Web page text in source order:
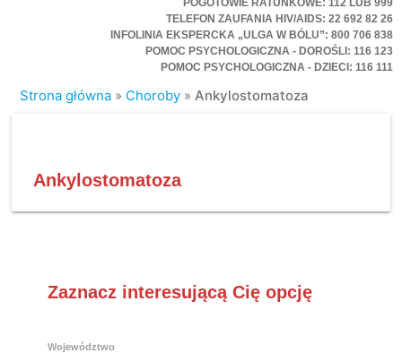
POGOTOWIE RATUNKOWE: 112 LUB 999
TELEFON ZAUFANIA HIV/AIDS: 22 692 82 26
INFOLINIA EKSPERCKA „ULGA W BÓLU”: 800 706 838
POMOC PSYCHOLOGICZNA - DOROŚLI: 116 123
POMOC PSYCHOLOGICZNA - DZIECI: 116 111
Strona główna » Choroby »Ankylostomatoza
Ankylostomatoza
Zaznacz interesującą Cię opcję
Województwo